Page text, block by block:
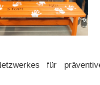
für